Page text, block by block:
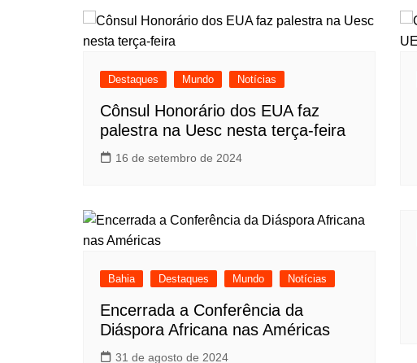
Destaques Mundo Notícias
Cônsul Honorário dos EUA faz
palestra na Uesc nesta terça-feira
16 de setembro de 2024
Bahia Destaques Mundo Notícias
Encerrada a Conferência da
Diáspora Africana nas Américas
31 de agosto de 2024